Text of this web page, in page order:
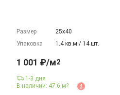
Размер
25х40
Упаковка
1.4 кв.м./ 14 шт.
1 001 ₽/м2
1-3 дня
В наличии: 47.6 м2